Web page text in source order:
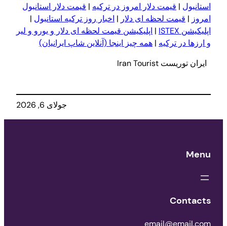
استانبول | قیمت دلار امروز در ترکیه | قیمت دلار استانبول
امروز | قیمت لحظه ای دلار | اخبار روز ترکیه استانبول |
اپلیکیشن ISTEX
| اپلیکیشن قیمت لحظه ای دلار و یورو و لیر
و ار زها در ترکیه | همه چیز اینجا (آنلاین شاپ ایرانیان)
ایران توریست Iran Tourist
جولای 6, 2026
Menu
Contacts
email@email.com